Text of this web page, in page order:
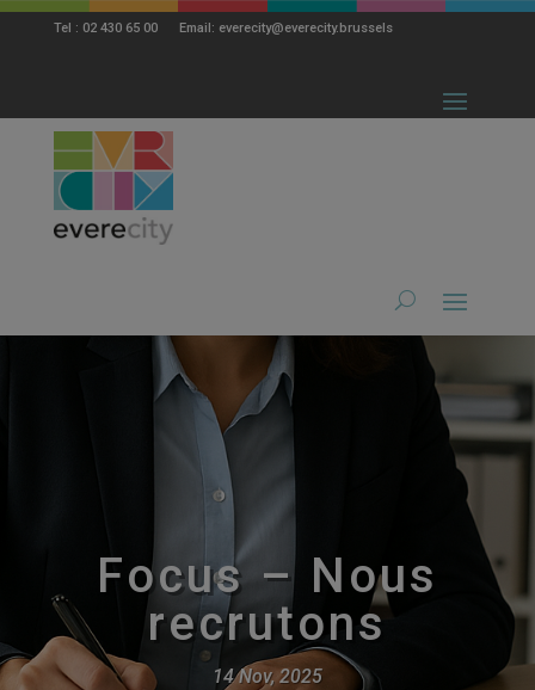
Tel : 02 430 65 00 Email: everecity@everecity.brussels
Focus – Nous
recrutons
14 Nov, 2025
modal-check